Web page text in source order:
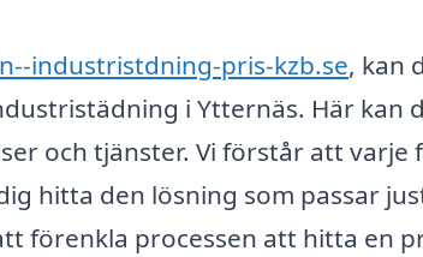
industristdning-pris-kzb.se, kan
i Ytternäs. Här kan
och tjänster. Vi förstår att varje
hitta den lösning som passar
förenkla processen att hitta en